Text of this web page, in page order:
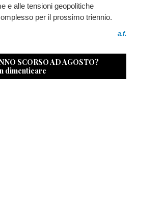
e alle tensioni geopolitiche
per il prossimo triennio.
a.f.
SCORSO AD AGOSTO?
dimenticare